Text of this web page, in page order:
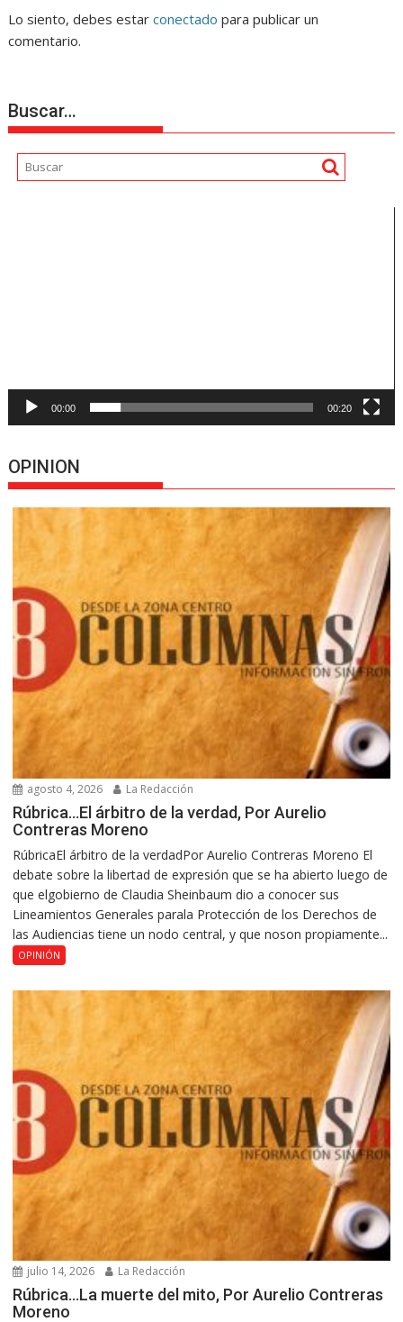
Lo siento, debes estarconectado para publicar un
comentario.
Buscar…
00:00 00:20
OPINION
agosto 4, 2026 La Redacción
Rúbrica…El árbitro de la verdad, Por Aurelio
Contreras Moreno
RúbricaEl árbitro de la verdadPor Aurelio Contreras Moreno El
debate sobre la libertad de expresión que se ha abierto luego de
que elgobierno de Claudia Sheinbaum dio a conocer sus
Lineamientos Generales parala Protección de los Derechos de
las Audiencias tiene un nodo central, y que noson propiamente...
OPINIÓN
julio 14, 2026 La Redacción
Rúbrica…La muerte del mito, Por Aurelio Contreras
Moreno